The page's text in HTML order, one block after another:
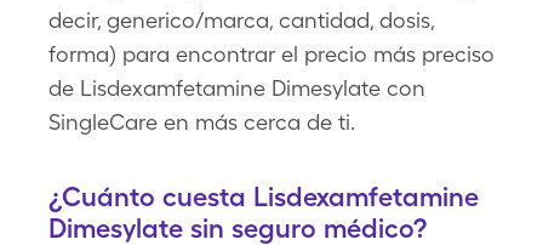
decir, generico/marca, cantidad, dosis,
forma) para encontrar el precio más preciso
de Lisdexamfetamine Dimesylate con
SingleCare en más cerca de ti.
¿Cuánto cuesta Lisdexamfetamine
Dimesylate sin seguro médico?